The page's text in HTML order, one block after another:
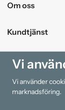
Om oss
Kundtjänst
Handla
Information
Vi
Vi använder
marknadsföring.